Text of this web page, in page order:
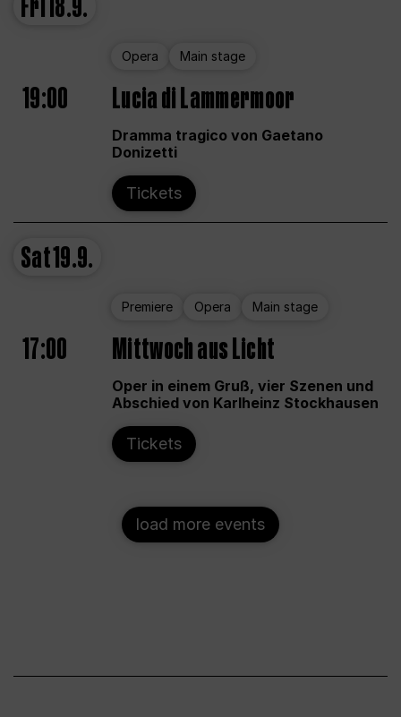
Opera Main stage
19:00 Lucia di Lammermoor
Dramma tragico von Gaetano
Donizetti
Tickets
Sat19.9.
Premiere Opera Main stage
17:00 Mittwoch aus Licht
Oper in einem Gruß, vier Szenen und
Abschied von Karlheinz Stockhausen
Tickets
load more events